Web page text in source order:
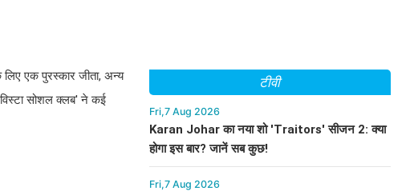
एक पुरस्कार जीता, अन्य
सोशल क्लब' ने कई
टीवी
Fri,7 Aug 2026
Karan Johar का नया शो 'Traitors' सीजन 2: क्या
होगा इस बार? जानें सब कुछ!
Fri,7 Aug 2026